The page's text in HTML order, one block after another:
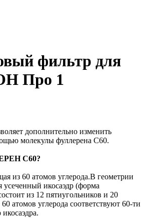
фильтр для
Про 1
дополнительно изменить
молекулы фуллерена С60.
С60?
из 60 атомов углерода.В геометрии
усеченный икосаэдр (форма
из 12 пятиугольников и 20
атомов углерода соответствуют 60-ти